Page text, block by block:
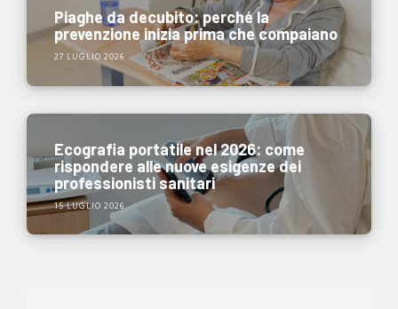
Piaghe da decubito: perché la
prevenzione inizia prima che compaiano
27 LUGLIO 2026
Ecografia portatile nel 2026: come
rispondere alle nuove esigenze dei
professionisti sanitari
15 LUGLIO 2026